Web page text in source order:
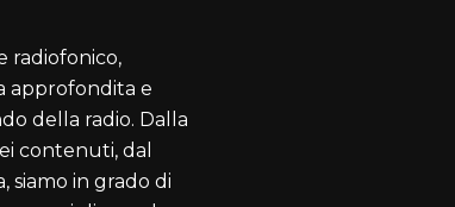
radiofonico,
approfondita e
della radio. Dalla
contenuti, dal
siamo in grado di